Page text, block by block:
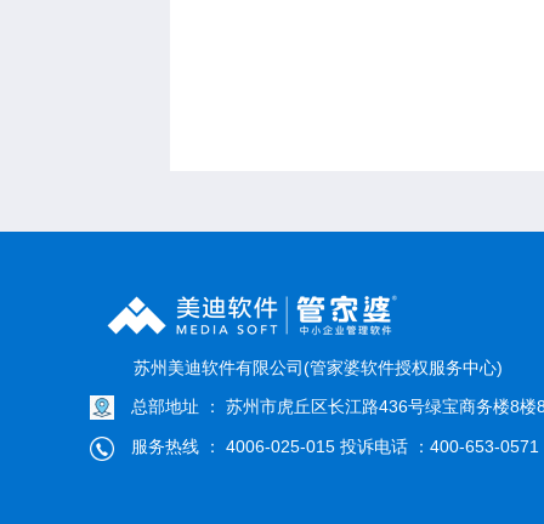
苏州美迪软件有限公司(管家婆软件授权服务中心)
总部地址 ： 苏州市虎丘区长江路436号绿宝商务楼8楼
服务热线 ： 4006-025-015 投诉电话 ：400-653-0571